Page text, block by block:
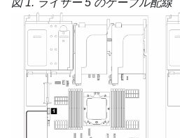
図 1. ライザー 5 のケーブル配線